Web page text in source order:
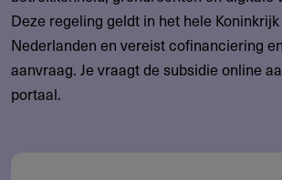
Deze regeling geldt in het hele
Nederlanden en vereist cofinanciering
aanvraag. Je vraagt de subsidie online
portaal.